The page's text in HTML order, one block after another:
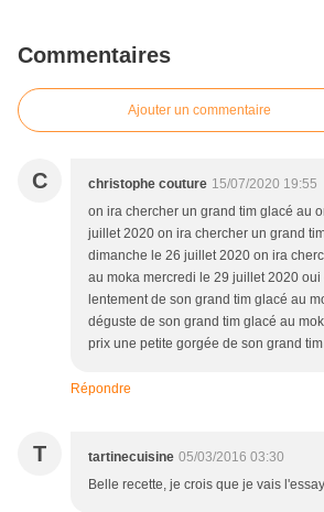
Commentaires
Ajouter un commentaire
C christophe couture 15/07/2020 19:55
on ira chercher un grand tim glacé au
juillet 2020 on ira chercher un grand
dimanche le 26 juillet 2020 on ira
au moka mercredi le 29 juillet 2020
lentement de son grand tim glacé au
déguste de son grand tim glacé au
prix une petite gorgée de son grand
Répondre
T tartinecuisine 05/03/2016 03:30
Belle recette, je crois que je vais